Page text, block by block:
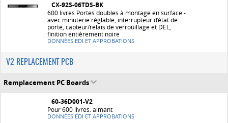
CX-92S-06TDS-BK
600 livres Portes doubles à montage en surface -
avec minuterie réglable, interrupteur d’état de
porte, capteur/relais de verrouillage et DEL,
finition entièrement noire
DONNÉES EDI ET APPROBATIONS
V2 REPLACEMENT PCB
Remplacement PC Boards
60-36D001-V2
Pour 600 livres. aimant
DONNÉES EDI ET APPROBATIONS